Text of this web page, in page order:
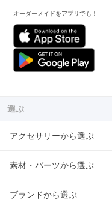
オーダーメイドをアプリでも！
選ぶ
アクセサリーから選ぶ
素材・パーツから選ぶ
ブランドから選ぶ